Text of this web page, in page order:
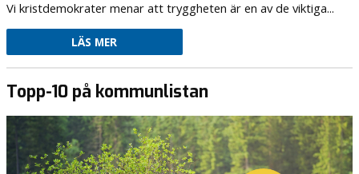
Vi kristdemokrater menar att tryggheten är en av de viktiga...
LÄS MER
Topp-10 på kommunlistan